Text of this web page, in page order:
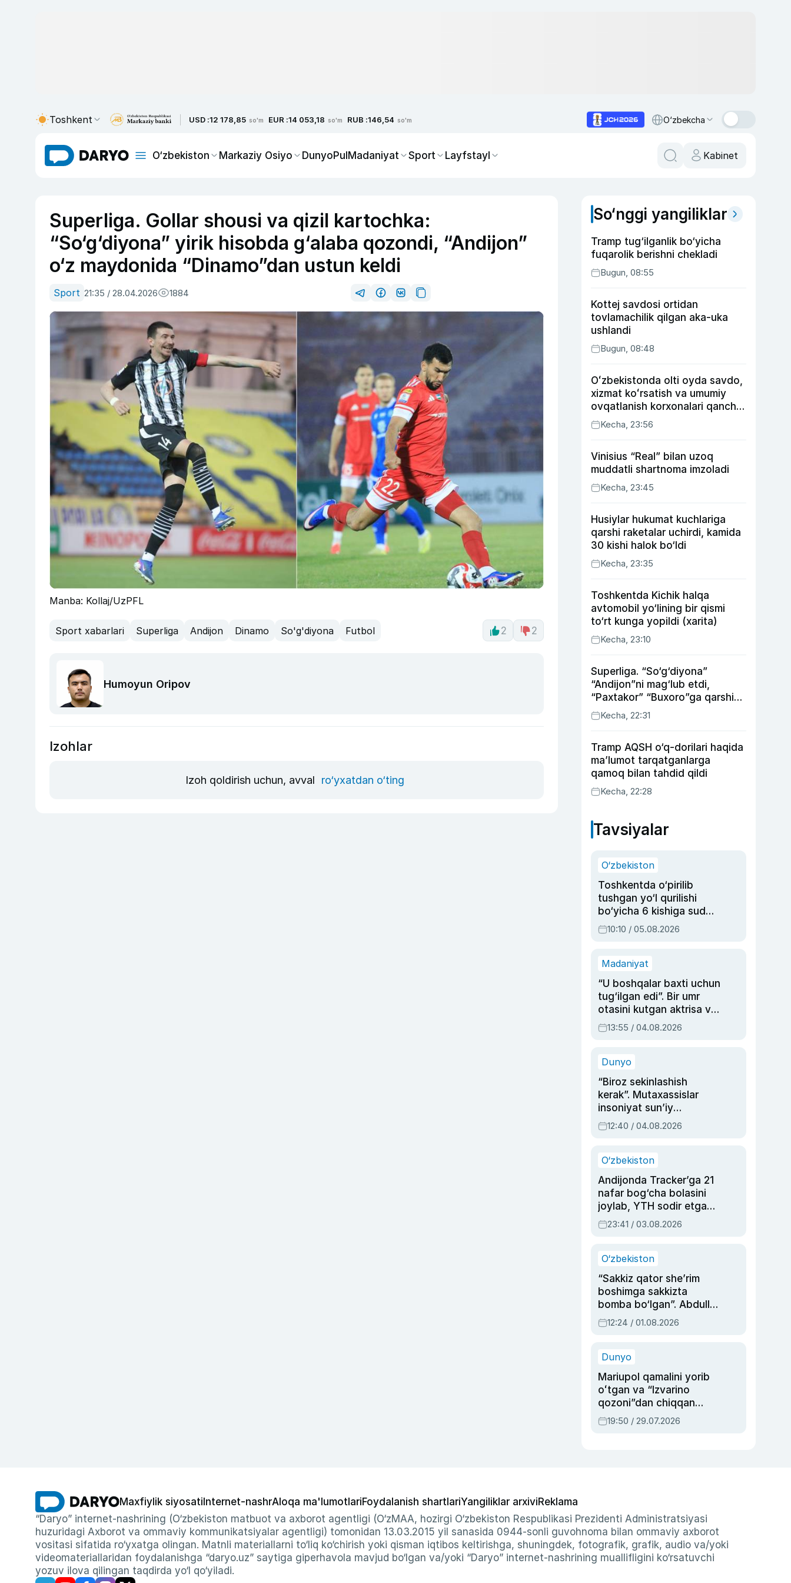
Toshkent USD :12 178,85 so'm EUR :14 053,18 so'm RUB :146,54 so'm O‘zbekcha
O‘zbekiston Markaziy Osiyo DunyoPulMadaniyat Sport Layfstayl Kabinet
Superliga. Gollar shousi va qizil kartochka:
“So‘g‘diyona” yirik hisobda g‘alaba qozondi, “Andijon”
o‘z maydonida “Dinamo”dan ustun keldi
Sport 21:35 / 28.04.2026 1884
Manba: Kollaj/UzPFL
Sport xabarlari Superliga Andijon Dinamo So'g'diyona Futbol 2 2
Humoyun Oripov
Izohlar
Izoh qoldirish uchun, avval ro‘yxatdan o‘ting
So‘nggi yangiliklar
Tramp tug‘ilganlik bo‘yicha
fuqarolik berishni chekladi
Bugun, 08:55
Kottej savdosi ortidan
tovlamachilik qilgan aka-uka
ushlandi
Bugun, 08:48
Oʻzbekistonda olti oyda savdo,
xizmat koʻrsatish va umumiy
ovqatlanish korxonalari qancha
soliq toʻlagani ochiqlandi
Kecha, 23:56
Vinisius “Real” bilan uzoq
muddatli shartnoma imzoladi
Kecha, 23:45
Husiylar hukumat kuchlariga
qarshi raketalar uchirdi, kamida
30 kishi halok bo‘ldi
Kecha, 23:35
Toshkentda Kichik halqa
avtomobil yo‘lining bir qismi
to‘rt kunga yopildi (xarita)
Kecha, 23:10
Superliga. “So‘g‘diyona”
“Andijon”ni mag‘lub etdi,
“Paxtakor” “Buxoro”ga qarshi
bahsda g‘alabani qo‘ldan
chiqardi
Kecha, 22:31
Tramp AQSH o‘q-dorilari haqida
ma’lumot tarqatganlarga
qamoq bilan tahdid qildi
Kecha, 22:28
Tavsiyalar
O‘zbekiston
Toshkentda o‘pirilib
tushgan yo‘l qurilishi
bo‘yicha 6 kishiga sud
hukmi o‘qildi
10:10 / 05.08.2026
Madaniyat
“U boshqalar baxti uchun
tug‘ilgan edi”. Bir umr
otasini kutgan aktrisa va
dublyaj ustasi Rimma
Ahmedovaning
13:55 / 04.08.2026
Dunyo
“Biroz sekinlashish
kerak”. Mutaxassislar
insoniyat sun’iy
intellektni boshqara
olmay qolishidan xavotir
12:40 / 04.08.2026
O‘zbekiston
Andijonda Tracker’ga 21
nafar bog‘cha bolasini
joylab, YTH sodir etgan
ayolga sud hukmi o‘qildi
23:41 / 03.08.2026
O‘zbekiston
“Sakkiz qator she’rim
boshimga sakkizta
bomba bo‘lgan”. Abdulla
Oripovni siyosiy
ayblovlardan asrab
12:24 / 01.08.2026
Dunyo
Mariupol qamalini yorib
oʻtgan va “Izvarino
qozoni”dan chiqqan
qahramon — Ukraina
armiyasi bosh
19:50 / 29.07.2026
Maxfiylik siyosati Internet-nashrAloqa ma'lumotlariFoydalanish shartlariYangiliklar arxiviReklama
“Daryo” internet-nashrining (O‘zbekiston matbuot va axborot agentligi (O‘zMAA, hozirgi O‘zbekiston Respublikasi Prezidenti Administratsiyasi
huzuridagi Axborot va ommaviy kommunikatsiyalar agentligi) tomonidan 13.03.2015 yil sanasida 0944-sonli guvohnoma bilan ommaviy axborot
vositasi sifatida ro‘yxatga olingan. Matnli materiallarni to‘liq ko‘chirish yoki qisman iqtibos keltirishga, shuningdek, fotografik, grafik, audio va/yoki
videomateriallaridan foydalanishga “daryo.uz” saytiga giperhavola mavjud bo‘lgan va/yoki “Daryo” internet-nashrining muallifligini ko‘rsatuvchi
yozuv ilova qilingan taqdirda yo‘l qo‘yiladi.